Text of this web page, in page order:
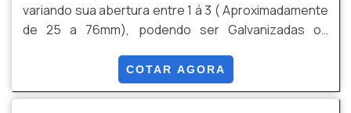
variando sua abertura entre 1 á 3 ( Aproximadamente
de 25 a 76mm), podendo ser Galvanizadas ou
de suas Vantagens são: Durabilidade , Versatilidade,
Custo Beneficio, Facilidade de Instalação, entre
COTAR AGORA